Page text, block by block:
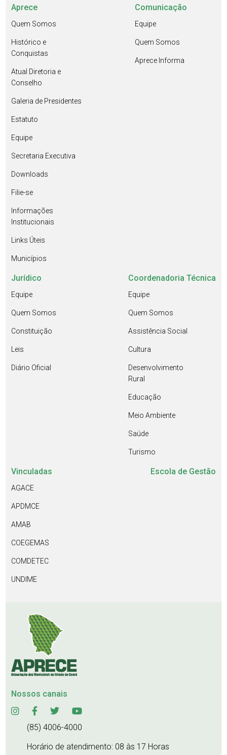
Aprece
Quem Somos
Histórico e
Conquistas
Atual Diretoria e
Conselho
Galeria de Presidentes
Estatuto
Equipe
Secretaria Executiva
Downloads
Filie-se
Informações
Institucionais
Links Úteis
Municípios
Comunicação
Equipe
Quem Somos
Aprece Informa
Jurídico
Equipe
Quem Somos
Constituição
Leis
Diário Oficial
Coordenadoria Técnica
Equipe
Quem Somos
Assistência Social
Cultura
Desenvolvimento
Rural
Educação
Meio Ambiente
Saúde
Turismo
Vinculadas
AGACE
APDMCE
AMAB
COEGEMAS
COMDETEC
UNDIME
Escola de Gestão
Nossos canais
(85) 4006-4000
Horário de atendimento: 08 às 17 Horas